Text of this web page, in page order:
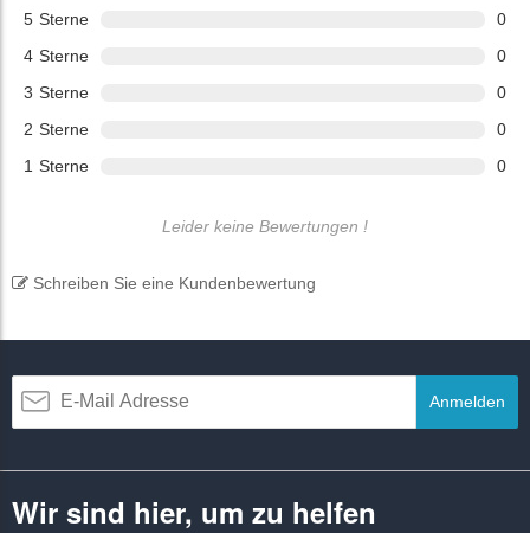
5 Sterne
0
4 Sterne
0
3 Sterne
0
2 Sterne
0
1 Sterne 0
Leider keine Bewertungen !
Schreiben Sie eine Kundenbewertung
Anmelden
Wir sind hier, um zu helfen